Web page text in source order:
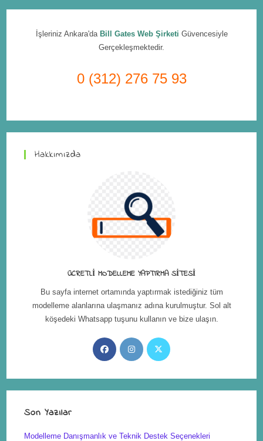
İşleriniz Ankara'da Bill Gates Web Şirketi Güvencesiyle
Gerçekleşmektedir.
0 (312) 276 75 93
Hakkımızda
ÜCRETLI MODELLEME YAPTIRMA SITESI
Bu sayfa internet ortamında yaptırmak istediğiniz tüm
modelleme alanlarına ulaşmanız adına kurulmuştur. Sol alt
köşedeki Whatsapp tuşunu kullanın ve bize ulaşın.
Son Yazılar
Modelleme Danışmanlık ve Teknik Destek Seçenekleri